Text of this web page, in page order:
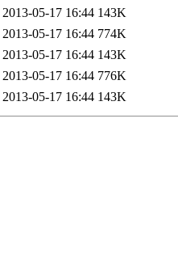
2013-05-17 16:44 143K
2013-05-17 16:44 774K
2013-05-17 16:44 143K
2013-05-17 16:44 776K
2013-05-17 16:44 143K